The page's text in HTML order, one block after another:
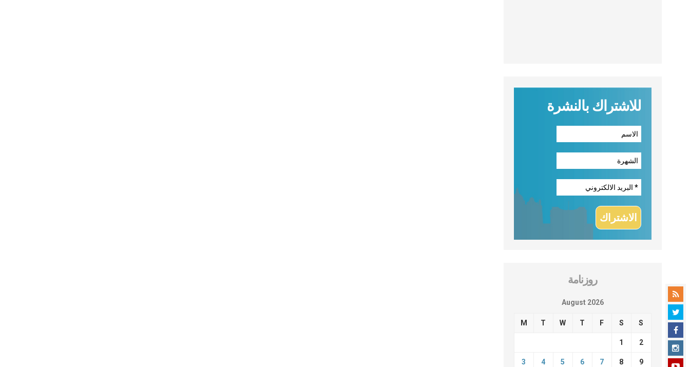
للاشتراك بالنشرة
روزنامة
August 2026
M T W T F S S
1 2
3 4 5 6 7 8 9